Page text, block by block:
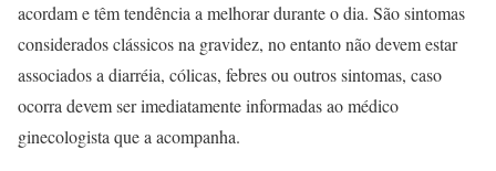
acordam e têm tendência a melhorar durante o dia. São sintomas
considerados clássicos na gravidez, no entanto não devem estar
associados a diarréia, cólicas, febres ou outros sintomas, caso
ocorra devem ser imediatamente informadas ao médico
ginecologista que a acompanha.